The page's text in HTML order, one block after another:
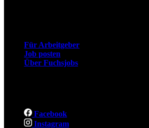
Für Arbeitgeber
Job posten
Über Fuchsjobs
Facebook
Instagram